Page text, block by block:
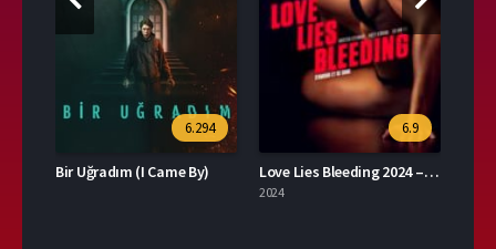
6.294
Bir Uğradım (I Came By)
6.9
Love Lies Bleeding 2024 – Aşk Kanayan Yalanlardır 1080p Turkce Dublaj izle
2024